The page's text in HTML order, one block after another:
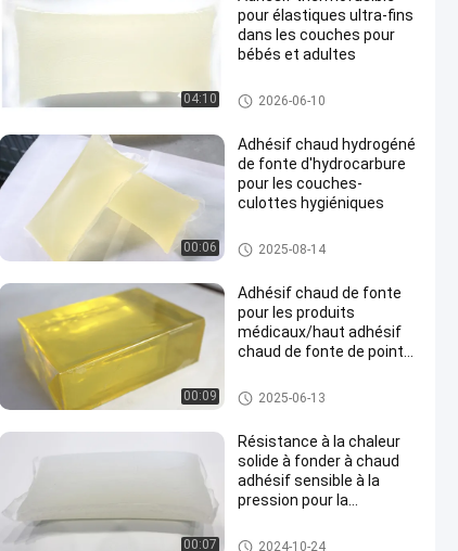
04:10
pour élastiques ultra-fins
dans les couches pour
bébés et adultes
adhésif chaud de la fonte PSA
2026-06-10
00:06
Adhésif chaud hydrogéné
de fonte d'hydrocarbure
pour les couches-
culottes hygiéniques
adhésif chaud de fonte
2025-08-14
00:09
Adhésif chaud de fonte
pour les produits
médicaux/haut adhésif
chaud de fonte de pointe
Adhésif chaud de fonte pour le
s produits médicaux
2025-06-13
00:07
Résistance à la chaleur
solide à fonder à chaud
adhésif sensible à la
pression pour la
adhésif chaud de la fonte PSA
2024-10-24